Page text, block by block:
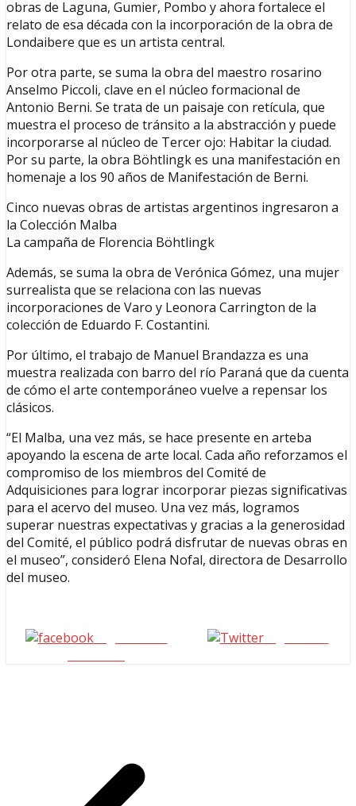
obras de Laguna, Gumier, Pombo y ahora fortalece el
relato de esa década con la incorporación de la obra de
Londaibere que es un artista central.
Por otra parte, se suma la obra del maestro rosarino
Anselmo Piccoli, clave en el núcleo formacional de
Antonio Berni. Se trata de un paisaje con retícula, que
muestra el proceso de tránsito a la abstracción y puede
incorporarse al núcleo de Tercer ojo: Habitar la ciudad.
Por su parte, la obra Böhtlingk es una manifestación en
homenaje a los 90 años de Manifestación de Berni.
Cinco nuevas obras de artistas argentinos ingresaron a
la Colección Malba
La campaña de Florencia Böhtlingk
Además, se suma la obra de Verónica Gómez, una mujer
surrealista que se relaciona con las nuevas
incorporaciones de Varo y Leonora Carrington de la
colección de Eduardo F. Costantini.
Por último, el trabajo de Manuel Brandazza es una
muestra realizada con barro del río Paraná que da cuenta
de cómo el arte contemporáneo vuelve a repensar los
clásicos.
“El Malba, una vez más, se hace presente en arteba
apoyando la escena de arte local. Cada año reforzamos el
compromiso de los miembros del Comité de
Adquisiciones para lograr incorporar piezas significativas
para el acervo del museo. Una vez más, logramos
superar nuestras expectativas y gracias a la generosidad
del Comité, el público podrá disfrutar de nuevas obras en
el museo”, consideró Elena Nofal, directora de Desarrollo
del museo.
Seguinos en
seguinos X